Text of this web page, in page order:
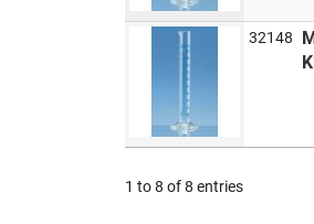
32148
1 to 8 of 8 entries